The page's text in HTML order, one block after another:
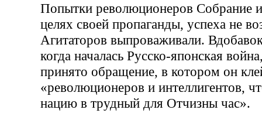
Попытки революционеров Собрание
целях своей пропаганды, успеха не
Агитаторов выпроваживали.
когда началась Русско-японская
принято обращение, в котором он
«революционеров и интеллигентов,
нацию в трудный для Отчизны час».